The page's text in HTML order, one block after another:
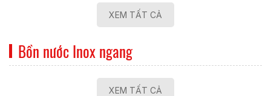
XEM TẤT CẢ
Bồn nước Inox ngang
XEM TẤT CẢ